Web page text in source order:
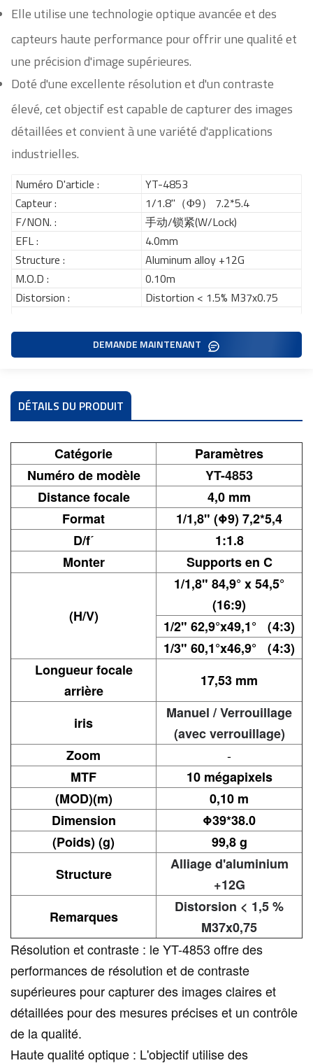
Elle utilise une technologie optique avancée et des
capteurs haute performance pour offrir une qualité et
une précision d'image supérieures.
Doté d'une excellente résolution et d'un contraste
élevé, cet objectif est capable de capturer des images
détaillées et convient à une variété d'applications
industrielles.
Numéro D'article :
YT-4853
Capteur :
1/1.8"（Φ9） 7.2*5.4
F/NON. :
手动/锁紧(W/Lock)
EFL :
4.0mm
Structure :
Aluminum alloy +12G
M.O.D :
0.10m
Distorsion :
Distortion < 1.5% M37x0.75
DEMANDE MAINTENANT
DÉTAILS DU PRODUIT
Catégorie
Paramètres
Numéro de modèle
YT-4853
Distance focale
4,0 mm
Format
1/1,8" (Φ9) 7,2*5,4
D/fˊ
1:1.8
Monter
Supports en C
(H/V)
1/1,8" 84,9° x 54,5°
(16:9)
1/2" 62,9°x49,1° （4:3)
1/3" 60,1°x46,9° （4:3)
Longueur focale
arrière
17,53 mm
iris
Manuel / Verrouillage
(avec verrouillage)
Zoom
-
MTF
10 mégapixels
(MOD)(m)
0,10 m
Dimension
Φ39*38.0
(Poids) (g)
99,8 g
Structure
Alliage d'aluminium
+12G
Remarques
Distorsion < 1,5 %
M37x0,75
Résolution et contraste : le YT-4853 offre des
performances de résolution et de contraste
supérieures pour capturer des images claires et
détaillées pour des mesures précises et un contrôle
de la qualité.
Haute qualité optique : L'objectif utilise des